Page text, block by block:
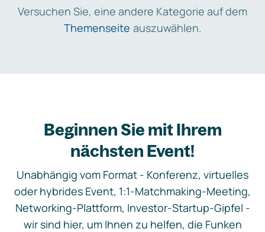
Versuchen Sie, eine andere Kategorie auf dem
Themenseite auszuwählen.
Beginnen Sie mit Ihrem
nächsten Event!
Unabhängig vom Format - Konferenz, virtuelles
oder hybrides Event, 1:1-Matchmaking-Meeting,
Networking-Plattform, Investor-Startup-Gipfel -
wir sind hier, um Ihnen zu helfen, die Funken